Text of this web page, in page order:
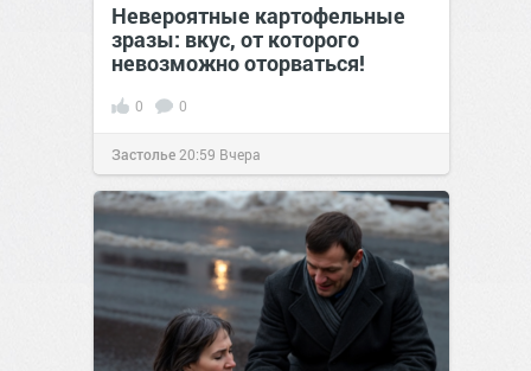
Невероятные картофельные
зразы: вкус, от которого
невозможно оторваться!
0 0
Застолье 20:59 Вчера